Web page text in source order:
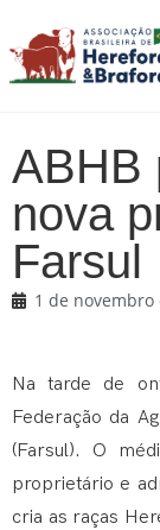
ABHB
nova
Farsul
1 de novembro
Na tarde de
Federação da
(Farsul). O
proprietário e
cria as raças